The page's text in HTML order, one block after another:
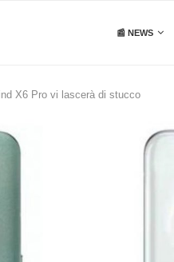
📰 NEWS
X6 Pro vi lascerà di stucco